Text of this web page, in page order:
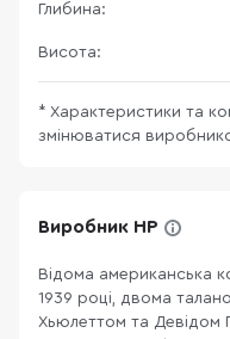
Глибина:
Висота:
* Характеристики та
змінюватися
Виробник HP
Відома американська
1939 році, двома
Хьюлеттом та Девідом